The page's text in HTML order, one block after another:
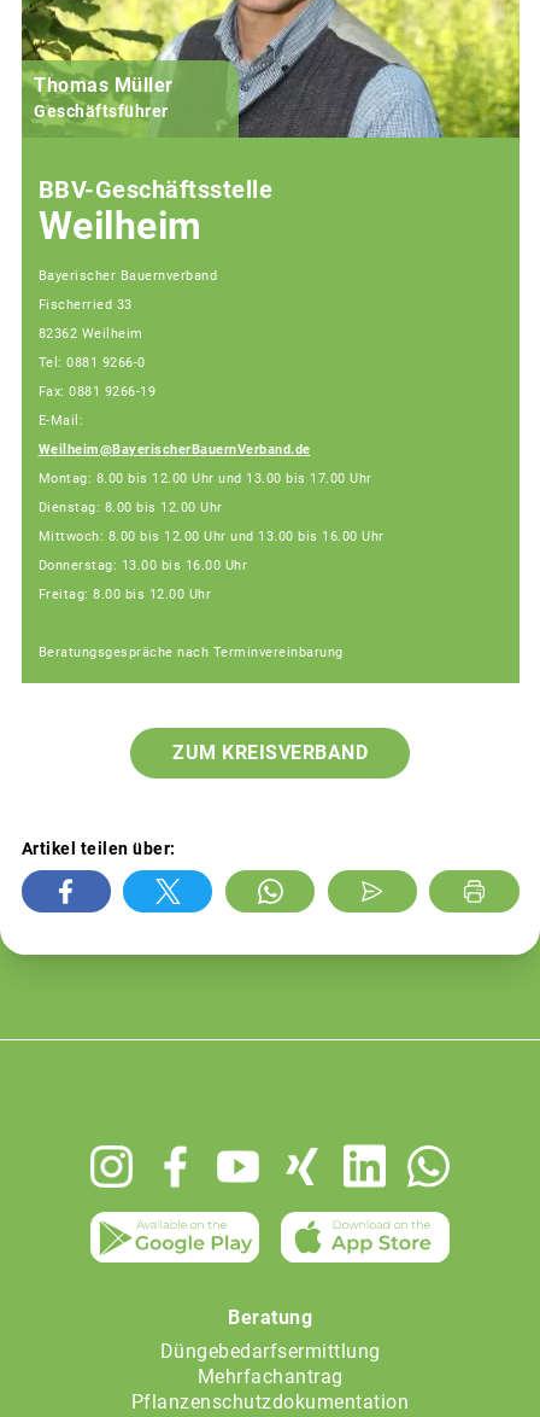
Thomas Müller
Geschäftsführer
BBV-Geschäftsstelle
Weilheim
Bayerischer Bauernverband
Fischerried 33
82362 Weilheim
Tel: 0881 9266-0
Fax: 0881 9266-19
E-Mail:
Weilheim@BayerischerBauernVerband.de
Montag: 8.00 bis 12.00 Uhr und 13.00 bis 17.00 Uhr
Dienstag: 8.00 bis 12.00 Uhr
Mittwoch: 8.00 bis 12.00 Uhr und 13.00 bis 16.00 Uhr
Donnerstag: 13.00 bis 16.00 Uhr
Freitag: 8.00 bis 12.00 Uhr
Beratungsgespräche nach Terminvereinbarung
ZUM KREISVERBAND
Artikel teilen über:
Beratung
Düngebedarfsermittlung
Mehrfachantrag
Pflanzenschutzdokumentation